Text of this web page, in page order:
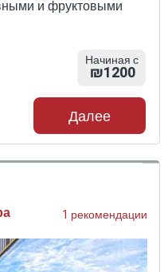
и фруктовыми
Начиная с
₪1200
Далее
1 рекомендации